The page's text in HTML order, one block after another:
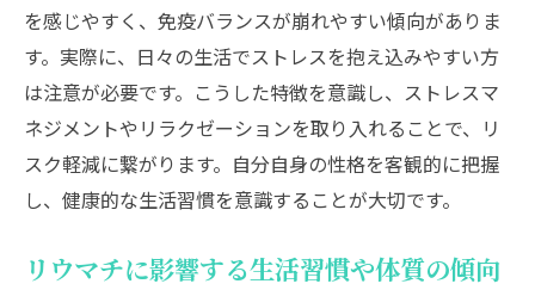
を感じやすく、免疫バランスが崩れやすい傾向がありま
す。実際に、日々の生活でストレスを抱え込みやすい方
は注意が必要です。こうした特徴を意識し、ストレスマ
ネジメントやリラクゼーションを取り入れることで、リ
スク軽減に繋がります。自分自身の性格を客観的に把握
し、健康的な生活習慣を意識することが大切です。
リウマチに影響する生活習慣や体質の傾向